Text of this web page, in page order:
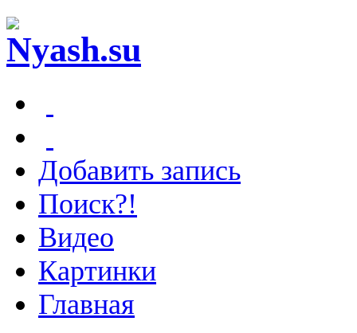
Добавить запись
Поиск?!
Видео
Картинки
Главная